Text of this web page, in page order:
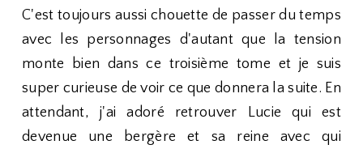
C'est toujours aussi chouette de passer du temps
avec les personnages d'autant que la tension
monte bien dans ce troisième tome et je suis
super curieuse de voir ce que donnera la suite. En
attendant, j'ai adoré retrouver Lucie qui est
devenue une bergère et sa reine avec qui